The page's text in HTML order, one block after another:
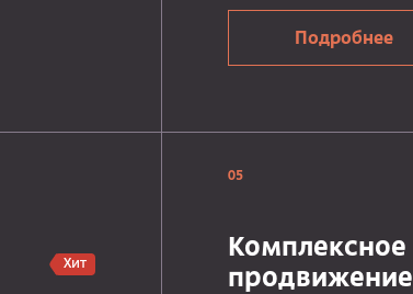
Подробнее
Хит
05
Комплексное
продвижение